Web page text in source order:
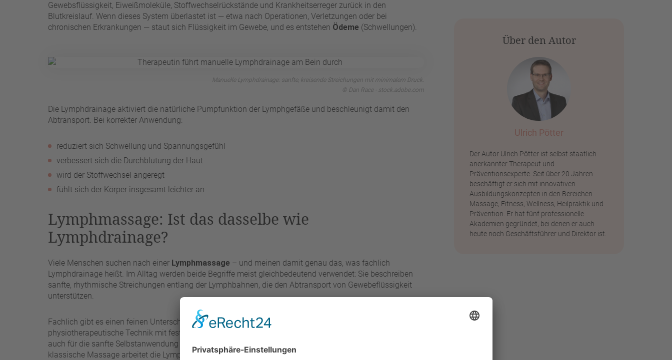
Über den Autor
Ulrich Pötter
Der Autor Ulrich Pötter ist selbst staatlich
anerkannter Therapeut und
Präventionsexperte. Seit über 20 Jahren
beschäftigt er sich mit innovativen
Ausbildungskonzepten in den Bereichen
Massage, Fitness, Wellness, Heilpraktik und
Prävention. Er hat fünf professionelle
Akademien gegründet, bei denen er auch
heute noch Geschäftsführer und Direktor ist.
Gewebsflüssigkeit, Eiweißmoleküle, Stoffwechselrückstände und Krankheitserreger zurück in den
Blutkreislauf. Wenn dieses System überlastet ist — etwa nach Operationen, Verletzungen oder bei
chronischen Erkrankungen — staut sich Flüssigkeit im Gewebe, und es entstehen Ödeme (Schwellungen).
Manuelle Lymphdrainage: sanfte, kreisende Streichungen mit minimalem Druck.
© Dan Race - stock.adobe.com
Die Lymphdrainage aktiviert die natürliche Pumpfunktion der Lymphgefäße und beschleunigt damit den
Abtransport. Bei korrekter Anwendung:
reduziert sich Schwellung und Spannungsgefühl
verbessert sich die Durchblutung der Haut
wird der Stoffwechsel angeregt
fühlt sich der Körper insgesamt leichter an
Lymphmassage: Ist das dasselbe wie
Lymphdrainage?
Viele Menschen suchen nach einer Lymphmassage – und meinen damit genau das, was fachlich
Lymphdrainage heißt. Im Alltag werden beide Begriffe meist gleichbedeutend verwendet: Sie beschreiben
sanfte, rhythmische Streichungen entlang der Lymphbahnen, die den Abtransport von Gewebeflüssigkeit
unterstützen.
Fachlich gibt es einen feinen Unterschied: Diemanuelle Lymphdrainage (MLD)
physiotherapeutische Technik mit festen Griffen. Der Begriff „Lymphmassage“ wird umgangssprachlich
auch für die sanfte Selbstanwendung zu Hause benutzt. Entscheidend ist in beiden Fällen: Anders als eine
klassische Massage arbeitet die Lymphmassage mit sehrleichtem Druck